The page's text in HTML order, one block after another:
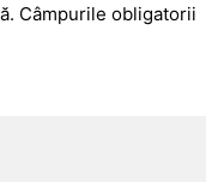
Câmpurile obligatorii